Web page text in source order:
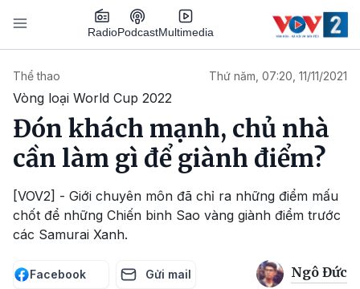
Nhảy đến nội dung
RadioPodcastMultimedia
Thể thao Thứ năm, 07:20, 11/11/2021
Vòng loại World Cup 2022
Đón khách mạnh, chủ nhà
cần làm gì để giành điểm?
[VOV2] - Giới chuyên môn đã chỉ ra những điểm mấu
chốt để những Chiến binh Sao vàng giành điểm trước
các Samurai Xanh.
Facebook Gửi mail Ngô Đức